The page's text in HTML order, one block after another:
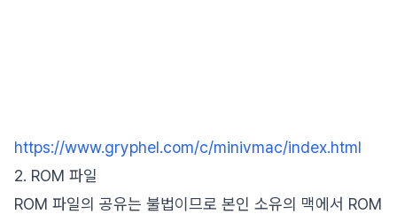
https://www.gryphel.com/c/minivmac/index.html
2. ROM 파일
ROM 파일의 공유는 불법이므로 본인 소유의 맥에서 ROM